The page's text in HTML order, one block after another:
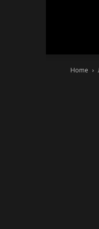
Home